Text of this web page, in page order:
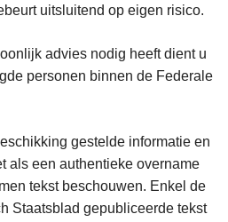
uitsluitend op eigen risico.
advies nodig heeft dient u
personen binnen de Federale
gestelde informatie en
als een authentieke overname
tekst beschouwen. Enkel de
Staatsblad gepubliceerde tekst